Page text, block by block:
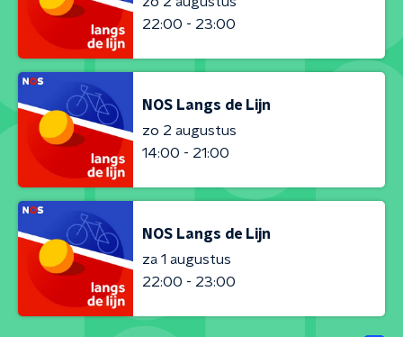
22:00 - 23:00
NOS Langs de Lijn
zo 2 augustus
14:00 - 21:00
NOS Langs de Lijn
za 1 augustus
22:00 - 23:00